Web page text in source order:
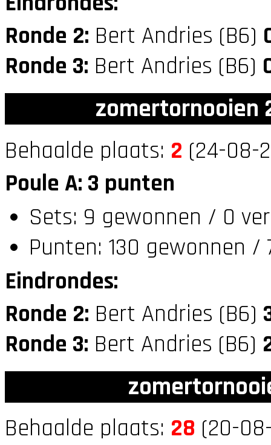
Ronde 2: Bert Andries (B6)
Ronde 3: Bert Andries (B6)
zomertornooien
Behaalde plaats: 2 (24-08-
Poule A: 3 punten
Sets: 9 gewonnen / 0
Punten: 130 gewonnen /
Eindrondes:
Ronde 2: Bert Andries (B6)
Ronde 3: Bert Andries (B6)
Behaalde plaats: 28 (20-